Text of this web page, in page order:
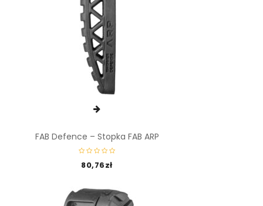
FAB Defence – Stopka FAB ARP
80,76zł